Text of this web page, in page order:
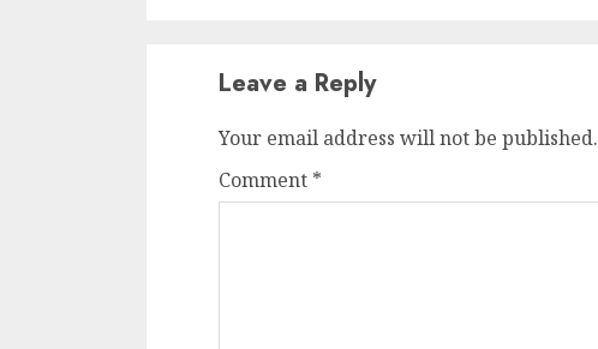
Leave a Reply
Your email address will not be published.
Comment *